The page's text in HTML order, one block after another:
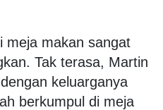
meja makan sangat
Tak terasa, Martin
keluarganya
berkumpul di meja